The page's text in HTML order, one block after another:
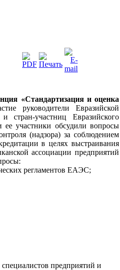
«Стандартизация и оценка
руководители Евразийской
стран-участниц Евразийского
участники обсудили вопросы
(надзора) за соблюдением
в целях выстраивания
ассоциации предприятий
регламентов ЕАЭС;
предприятий и